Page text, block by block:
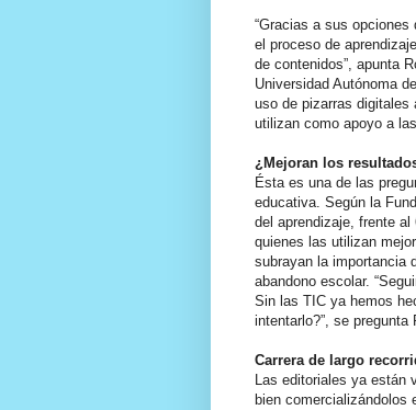
“Gracias a sus
el proceso de
de contenidos”, apunta
Universidad Autónoma
uso de pizarras
utilizan como apoyo a
¿Mejoran los
Ésta es una de las
educativa. Según la
del aprendizaje, frente
quienes las utilizan
subrayan la importancia
abandono escolar.
Sin las TIC ya hemos
intentarlo?”, se pregunta
Carrera de largo
Las editoriales ya están
bien comercializándolos